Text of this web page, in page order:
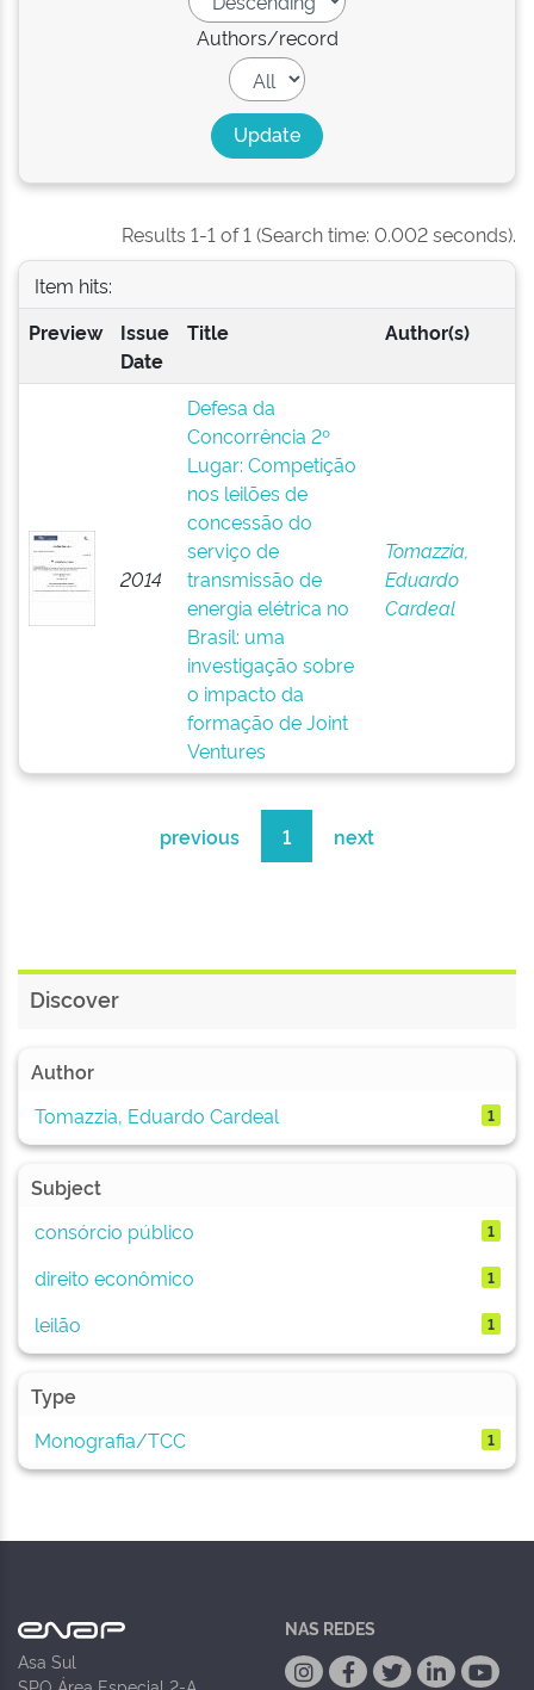
Authors/record
Results 1-1 of 1 (Search time: 0.002 seconds).
Item hits:
Preview
Issue
Date
Title Author(s)
2014
Defesa da
Concorrência 2º
Lugar: Competição
nos leilões de
concessão do
serviço de
transmissão de
energia elétrica no
Brasil: uma
investigação sobre
o impacto da
formação de Joint
Ventures
Tomazzia,
Eduardo
Cardeal
previous 1 next
Discover
Author
Tomazzia, Eduardo Cardeal
1
Subject
consórcio público
1
direito econômico 1
leilão 1
Type
Monografia/TCC
1
Asa Sul
NAS REDES